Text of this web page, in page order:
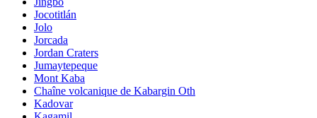
Jocotitlán
Jolo
Jorcada
Jordan Craters
Jumaytepeque
Mont Kaba
Chaîne volcanique de Kabargin Oth
Kadovar